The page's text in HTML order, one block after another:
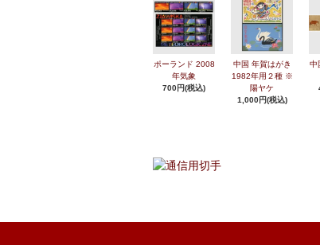
ポーランド 2008
年気象
700円(税込)
中国 年賀はがき
1982年用２種 ※
陽ヤケ
1,000円(税込)
中